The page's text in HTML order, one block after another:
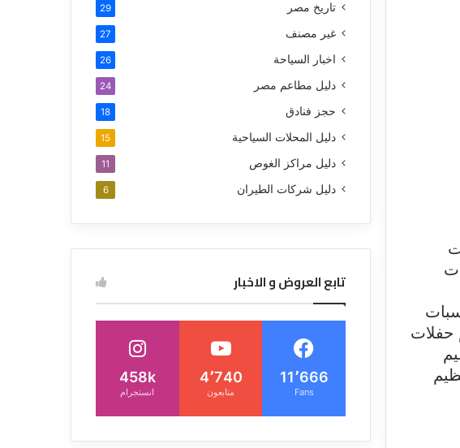
حفلات
تاريخ مصر 29
غير مصنف 27
اخبار السياحة 26
دليل مطاعم مصر 24
حجز فنادق 18
دليل المحلات السياحية 15
دليل مراكز الغوص 11
دليل شركات الطيران 6
تابع العروض و الاخبار
11٬666
Fans
4٬740
متابعون
458k
انستجرام